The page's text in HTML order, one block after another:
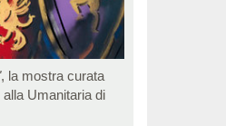
, la mostra curata
Umanitaria di